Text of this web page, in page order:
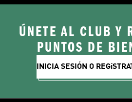
ÚNETE AL CLUB Y
PUNTOS DE
INICIA SESIÓN O